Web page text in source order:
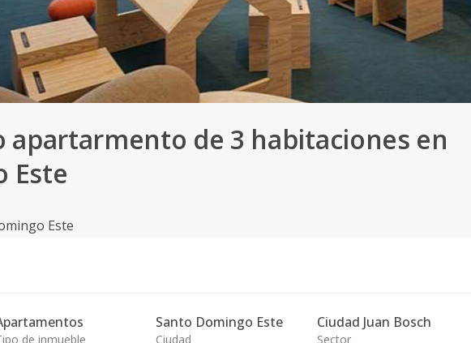
apartarmento de 3 habitaciones en
Este
Este
de inmueble
Santo Domingo Este
Ciudad
Ciudad Juan Bosch
Sector